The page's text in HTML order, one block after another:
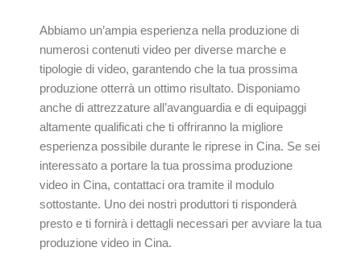
Abbiamo un’ampia esperienza nella produzione di
numerosi contenuti video per diverse marche e
tipologie di video, garantendo che la tua prossima
produzione otterrà un ottimo risultato. Disponiamo
anche di attrezzature all’avanguardia e di equipaggi
altamente qualificati che ti offriranno la migliore
esperienza possibile durante le riprese in Cina. Se sei
interessato a portare la tua prossima produzione
video in Cina, contattaci ora tramite il modulo
sottostante. Uno dei nostri produttori ti risponderà
presto e ti fornirà i dettagli necessari per avviare la tua
produzione video in Cina.